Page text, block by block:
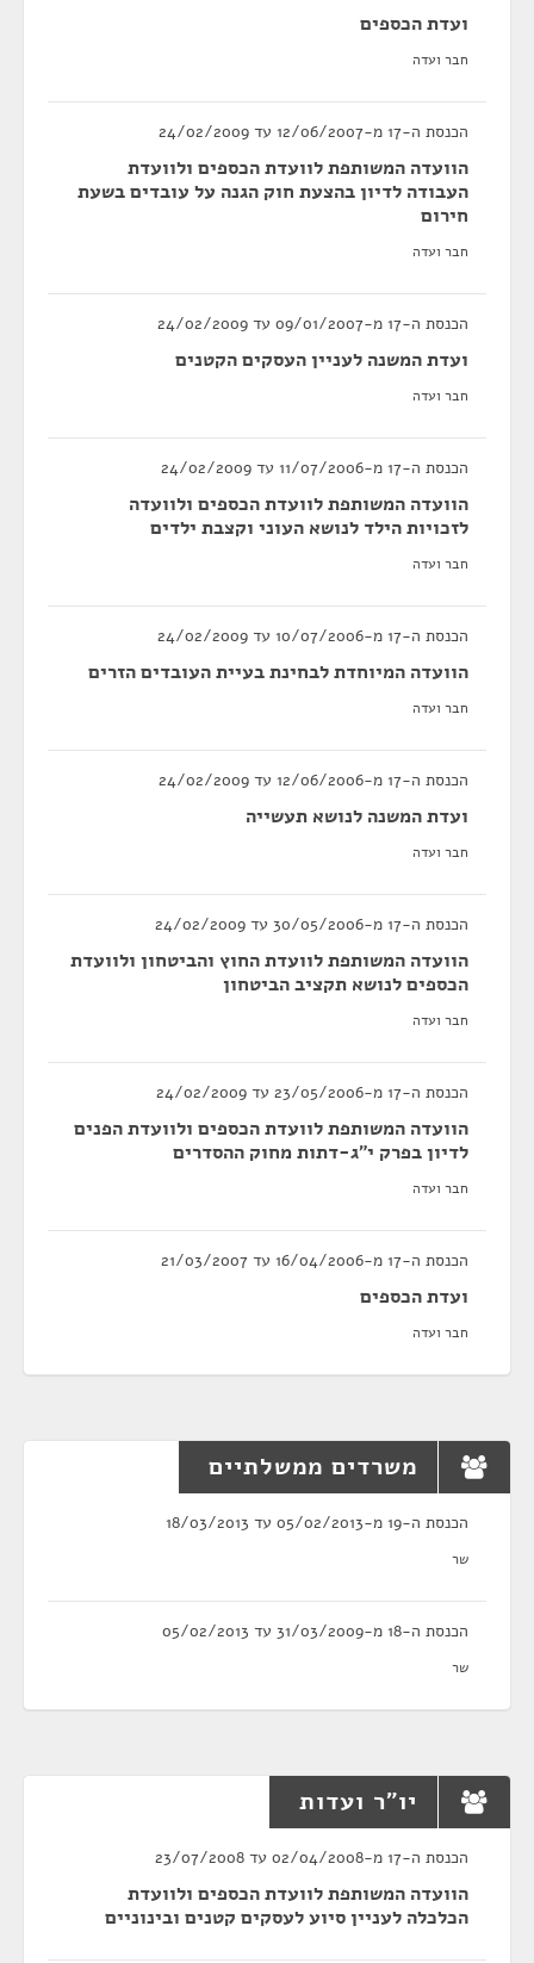
ועדת הכספים
חבר ועדה
הכנסת ה-17 מ-12/06/2007 עד 24/02/2009
הוועדה המשותפת לוועדת הכספים ולוועדת
העבודה לדיון בהצעת חוק הגנה על עובדים בשעת
חירום
חבר ועדה
הכנסת ה-17 מ-09/01/2007 עד 24/02/2009
ועדת המשנה לעניין העסקים הקטנים
חבר ועדה
הכנסת ה-17 מ-11/07/2006 עד 24/02/2009
הוועדה המשותפת לוועדת הכספים ולוועדה
לזכויות הילד לנושא העוני וקצבת ילדים
חבר ועדה
הכנסת ה-17 מ-10/07/2006 עד 24/02/2009
הוועדה המיוחדת לבחינת בעיית העובדים הזרים
חבר ועדה
הכנסת ה-17 מ-12/06/2006 עד 24/02/2009
ועדת המשנה לנושא תעשייה
חבר ועדה
הכנסת ה-17 מ-30/05/2006 עד 24/02/2009
הוועדה המשותפת לוועדת החוץ והביטחון ולוועדת
הכספים לנושא תקציב הביטחון
חבר ועדה
הכנסת ה-17 מ-23/05/2006 עד 24/02/2009
הוועדה המשותפת לוועדת הכספים ולוועדת הפנים
לדיון בפרק י"ג-דתות מחוק ההסדרים
חבר ועדה
הכנסת ה-17 מ-16/04/2006 עד 21/03/2007
ועדת הכספים
חבר ועדה
משרדים ממשלתיים
הכנסת ה-19 מ-05/02/2013 עד 18/03/2013
שר
הכנסת ה-18 מ-31/03/2009 עד 05/02/2013
שר
יו"ר ועדות
הכנסת ה-17 מ-02/04/2008 עד 23/07/2008
הוועדה המשותפת לוועדת הכספים ולוועדת
הכלכלה לעניין סיוע לעסקים קטנים ובינוניים